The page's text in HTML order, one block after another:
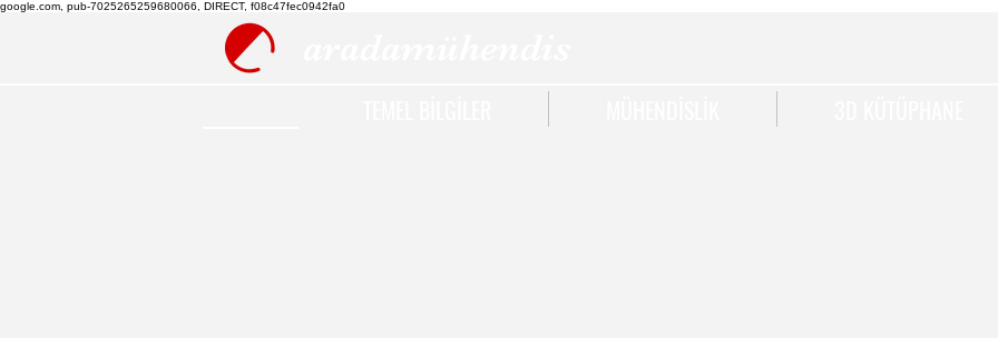
google.com, pub-7025265259680066, DIRECT, f08c47fec0942fa0